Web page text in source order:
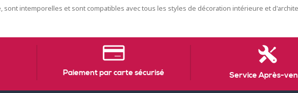
sont intemporelles et sont compatibles avec tous les styles de décoration intérieure et
Paiement par carte sécurisé Service Après-